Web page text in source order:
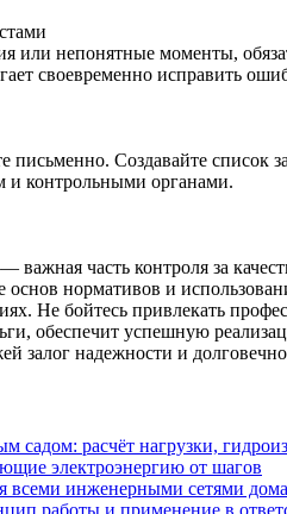
или непонятные моменты,
своевременно исправить
письменно. Создавайте список
и контрольными органами.
важная часть контроля за
нормативов и
Не бойтесь привлекать
обеспечит успешную
залог надежности и
садом: расчёт нагрузки,
электроэнергию от шагов
всеми инженерными сетями дома
работы и применение в